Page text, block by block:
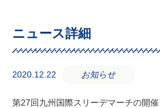
ニュース詳細
2020.12.22 お知らせ
第27回九州国際スリーデマーチの開